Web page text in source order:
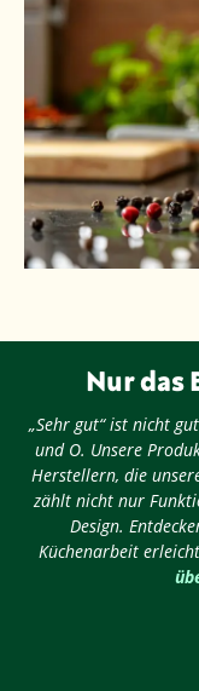
Nur das
„Sehr gut“ ist nicht
und O. Unsere
Herstellern, die
zählt nicht nur
Design.
Küchenarbeit